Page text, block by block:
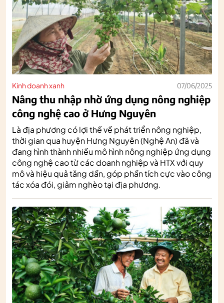
Kinh doanh xanh 07/06/2025
Nâng thu nhập nhờ ứng dụng nông nghiệp
công nghệ cao ở Hưng Nguyên
Là địa phương có lợi thế về phát triển nông nghiệp,
thời gian qua huyện Hưng Nguyên (Nghệ An) đã và
đang hình thành nhiều mô hình nông nghiệp ứng dụng
công nghệ cao từ các doanh nghiệp và HTX với quy
mô và hiệu quả tăng dần, góp phần tích cực vào công
tác xóa đói, giảm nghèo tại địa phương.